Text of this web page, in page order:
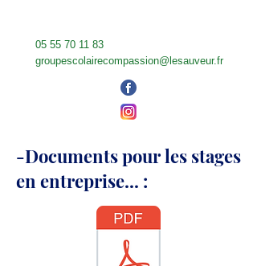
05 55 70 11 83
groupescolairecompassion@lesauveur.fr
-Documents pour les stages
en entreprise... :